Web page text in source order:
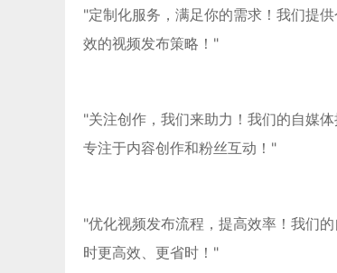
"定制化服务，满足你的需求！我们提
效的视频发布策略！"
"关注创作，我们来助力！我们的自媒
专注于内容创作和粉丝互动！"
"优化视频发布流程，提高效率！我们
时更高效、更省时！"